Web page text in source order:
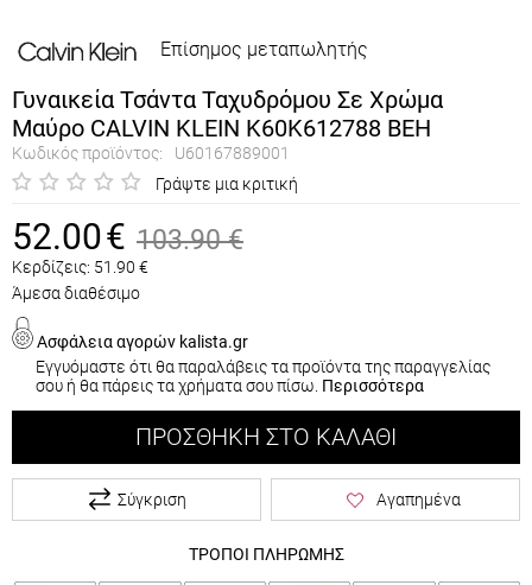
Επίσημος μεταπωλητής
Γυναικεία Τσάντα Ταχυδρόμου Σε Χρώμα
Μαύρο CALVIN KLEIN K60K612788 BEH
Κωδικός προϊόντος:
U60167889001
Γράψτε μια κριτική
52.00€ 103.90 €
Κερδίζεις: 51.90 €
Άμεσα διαθέσιμο
Ασφάλεια αγορών kalista.gr
Εγγυόμαστε ότι θα παραλάβεις τα προϊόντα της παραγγελίας
σου ή θα πάρεις τα χρήματα σου πίσω. Περισσότερα
ΠΡΟΣΘΉΚΗ ΣΤΟ ΚΑΛΆΘΙ
Σύγκριση Αγαπημένα
ΤΡΟΠΟΙ ΠΛΗΡΩΜΗΣ